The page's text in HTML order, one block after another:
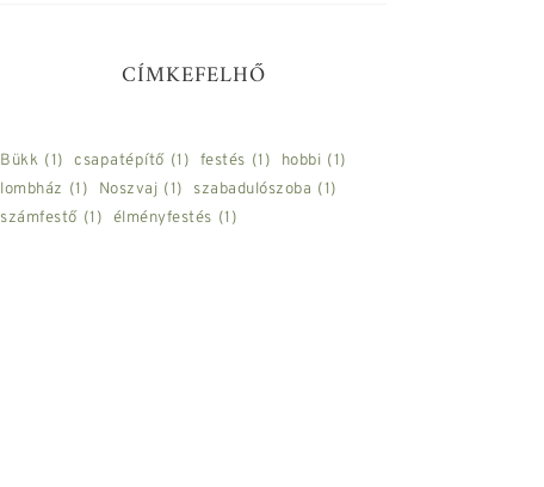
CÍMKEFELHŐ
Bükk (1) csapatépítő (1) festés (1) hobbi (1)
lombház (1) Noszvaj (1) szabadulószoba (1)
számfestő (1) élményfestés (1)